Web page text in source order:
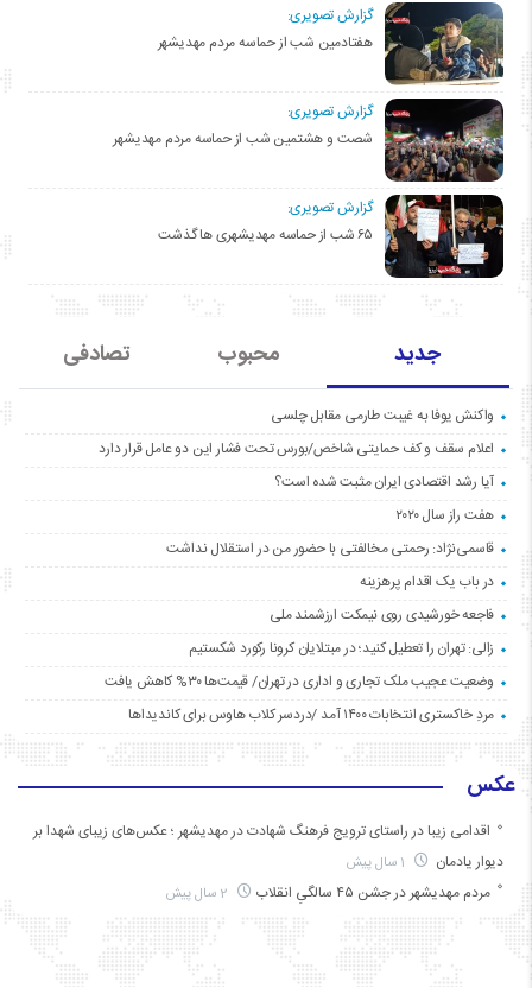
گزارش تصویری:
هفتادمین شب از حماسه مردم مهدیشهر
گزارش تصویری:
شصت و هشتمین شب از حماسه مردم مهدیشهر
گزارش تصویری:
۶۵ شب از حماسه مهدیشهری ها گذشت
جدید محبوب تصادفی
واکنش یوفا به غیبت طارمی مقابل چلسی
اعلام سقف و کف حمایتی شاخص/بورس تحت فشار این دو عامل قرار دارد
آیا رشد اقتصادی ایران مثبت شده است؟
هفت راز سال ۲۰۲۰
قاسمی‌نژاد: رحمتی مخالفتی با حضور من در استقلال نداشت
در باب یک اقدام پرهزینه
فاجعه خورشیدی روی نیمکت ارزشمند ملی
زالی: تهران را تعطیل کنید؛ در مبتلایان کرونا رکورد شکستیم
وضعیت عجیب ملک تجاری و اداری در تهران/ قیمت‌ها ۳۰% کاهش یافت
مردِ خاکستری انتخابات ۱۴۰۰ آمد /دردسر کلاب هاوس برای کاندیداها
عکس
اقدامی زیبا در راستای ترویج فرهنگ شهادت در مهدیشهر ؛ عکس‌های زیبای شهدا بر
دیوار یادمان
مردم مهدیشهر در جشن ۴۵ سالگیِ انقلاب